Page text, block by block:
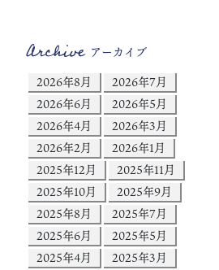
Archiveアーカイブ
2026年8月
2026年7月
2026年6月
2026年5月
2026年4月
2026年3月
2026年2月
2026年1月
2025年12月
2025年11月
2025年10月
2025年9月
2025年8月
2025年7月
2025年6月
2025年5月
2025年4月
2025年3月